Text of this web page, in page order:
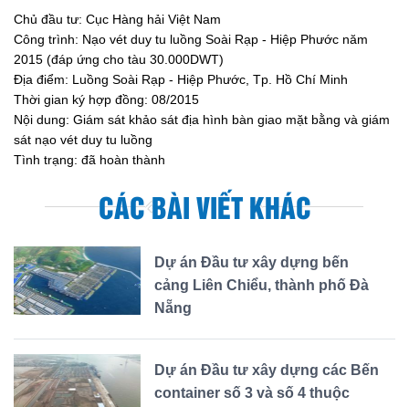
Chủ đầu tư: Cục Hàng hải Việt Nam
Công trình: Nạo vét duy tu luồng Soài Rạp - Hiệp Phước năm
2015 (đáp ứng cho tàu 30.000DWT)
Địa điểm: Luồng Soài Rạp - Hiệp Phước, Tp. Hồ Chí Minh
Thời gian ký hợp đồng: 08/2015
Nội dung: Giám sát khảo sát địa hình bàn giao mặt bằng và giám
sát nạo vét duy tu luồng
Tình trạng: đã hoàn thành
CÁC BÀI VIẾT KHÁC
Dự án Đầu tư xây dựng bến
cảng Liên Chiểu, thành phố Đà
Nẵng
Dự án Đầu tư xây dựng các Bến
container số 3 và số 4 thuộc